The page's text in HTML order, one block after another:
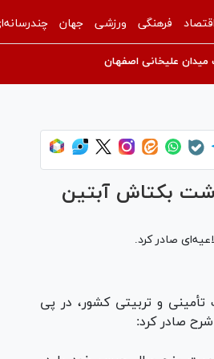
اقتصاد فرهنگی ورزشی جهان
علیخانی اصفهان
بکتاش آبتین
صادر کرد.
تأمینی و تربیتی کشور، در پی
صادر کرد: